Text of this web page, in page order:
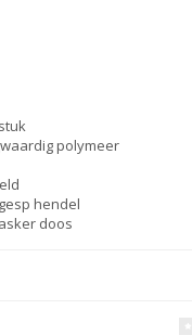
polymeer
hendel
doos